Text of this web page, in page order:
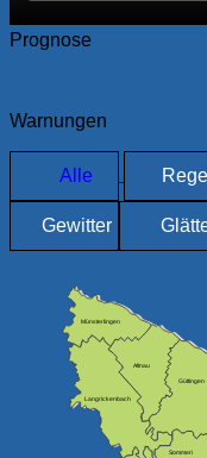
Prognose
Warnungen
Alle
Gewitter
Münsterlingen
Langrickenbach
Altnau
Güttingen
Sommeri